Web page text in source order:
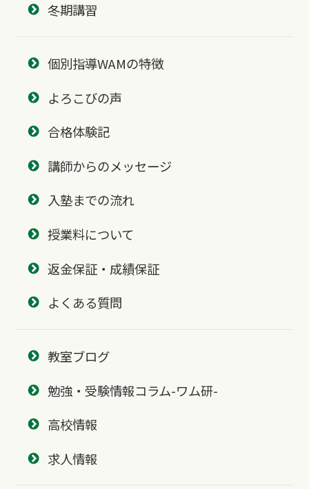
冬期講習
個別指導WAMの特徴
よろこびの声
合格体験記
講師からのメッセージ
入塾までの流れ
授業料について
返金保証・成績保証
よくある質問
教室ブログ
勉強・受験情報コラム-ワム研-
高校情報
求人情報